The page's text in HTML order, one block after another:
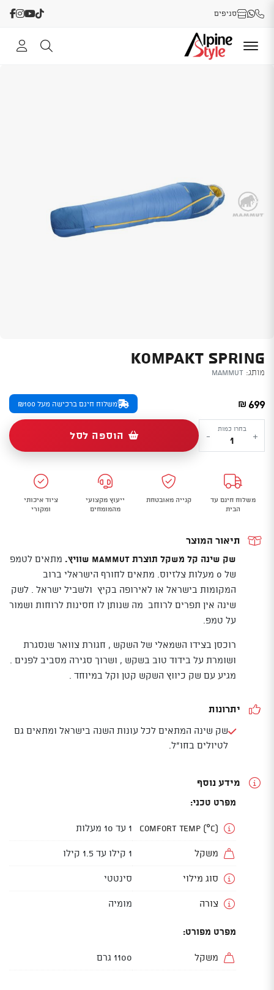
סניפים
KOMPAKT SPRING
מותג: Mammut
₪ 699 משלוח חינם ברכישה מעל ₪100
+
כמות
של
SPRING
בחרו כמות
- הוספה לסל
משלוח חינם עד
הבית
קנייה מאובטחת
ייעוץ מקצועי
מהמומחים
ציוד איכותי
ומקורי
תיאור המוצר
שק שינה קל משקל תוצרת MAMMUT שוויץ.
מתאים לטמפ
של 0 מעלות צלזיוס. מתאים לחורף הישראלי ברוב
המקומות בישראל או לאירופה בקיץ ולשביל ישראל . לשק
שינה אין תפרים לרוחב מה שנותן לו חסינות לרוחות ושמור
על טמפ.
רוכסן בצידו השמאלי של השקש , חגורת צוואר שנסגרת
ושומרת על בידוד טוב בשקש , ושרוך סגירה מסביב לפנים .
מגיע עם שק כיווץ השקש קטן וקל במיוחד .
יתרונות
שק שינה המתאים לכל עונות השנה בישראל ומתאים גם
לטיולים בחו"ל.
מידע נוסף
מפרט טכני:
Comfort Temp (°C) 1 עד 10 מעלות
משקל 1 קילו עד 1.5 קילו
סוג מילוי סינטטי
צורה מומיה
מפרט מפורט:
משקל 1100 גרם